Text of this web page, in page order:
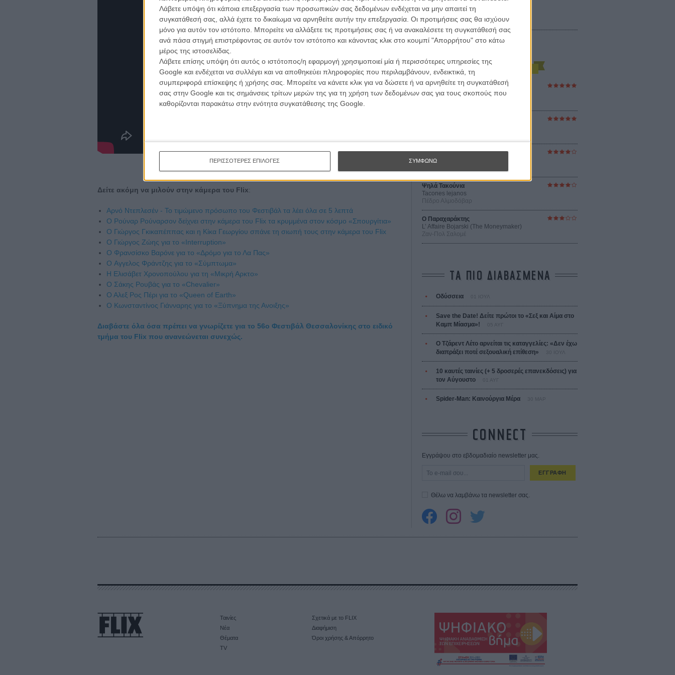
Λάβετε υπόψη ότι κάποια επεξεργασία των προσωπικών σας δεδομένων ενδέχεται να μην απαιτεί τη
συγκατάθεσή σας, αλλά έχετε το δικαίωμα να αρνηθείτε αυτήν την επεξεργασία. Οι προτιμήσεις σας θα ισχύουν
μόνο για αυτόν τον ιστότοπο. Μπορείτε να αλλάξετε τις προτιμήσεις σας ή να ανακαλέσετε τη συγκατάθεσή σας
ανά πάσα στιγμή επιστρέφοντας σε αυτόν τον ιστότοπο και κάνοντας κλικ στο κουμπί "Απορρήτου" στο κάτω
μέρος της ιστοσελίδας.
Λάβετε επίσης υπόψη ότι αυτός ο ιστότοπος/η εφαρμογή χρησιμοποιεί μία ή περισσότερες υπηρεσίες της
Google και ενδέχεται να συλλέγει και να αποθηκεύει πληροφορίες που περιλαμβάνουν, ενδεικτικά, τη
συμπεριφορά επίσκεψης ή χρήσης σας. Μπορείτε να κάνετε κλικ για να δώσετε ή να αρνηθείτε τη συγκατάθεσή
σας στην Google και τις σημάνσεις τρίτων μερών της για τη χρήση των δεδομένων σας για τους σκοπούς που
καθορίζονται παρακάτω στην ενότητα συγκατάθεσης της Google.
ΠΕΡΙΣΣΟΤΕΡΕΣ ΕΠΙΛΟΓΕΣ ΣΥΜΦΩΝΩ
Δείτε ακόμη να μιλούν στην κάμερα του Flix:
Aρνό Ντεπλεσέν - Το τιμώμενο πρόσωπο του Φεστιβάλ τα λέει όλα σε 5 λεπτά
Ο Ρούναρ Ρούναρσον δείχνει στην κάμερα του Flix τα κρυμμένα στον κόσμο «Σπουργίτια»
Ο Γιώργος Γκικαπέππας και η Κίκα Γεωργίου σπάνε τη σιωπή τους στην κάμερα του Flix
O Γιώργος Ζώης για το «Interruption»
O Φρανσίσκο Βαρόνε για το «Δρόμο για το Λα Πας»
O Αγγελος Φράντζης για το «Σύμπτωμα»
H Ελισάβετ Χρονοπούλου για τη «Μικρή Αρκτο»
Ο Σάκης Ρουβάς για το «Chevalier»
Ο Αλεξ Ρος Πέρι για το «Queen of Earth»
Ο Κωνσταντίνος Γιάνναρης για το «Ξύπνημα της Ανοιξης»
Διαβάστε όλα όσα πρέπει να γνωρίζετε για το 56ο Φεστιβάλ Θεσσαλονίκης στο ειδικό
τμήμα του Flix που ανανεώνεται συνεχώς.
Οι Αρμονίες Βερκμάιστερ
Werckmeister Harmonies
Οδύσσεια
The Odyssey
Ψηλά Τακούνια
Tacones lejanos
Πέδρο Αλμοδόβαρ
Ο Παραχαράκτης
L’ Affaire Bojarski (The Moneymaker)
Ζαν-Πολ Σαλομέ
ΤΑ ΠΙΟ ΔΙΑΒΑΣΜΕΝΑ
Οδύσσεια
Save the Date! Δείτε πρώτοι το «Σεξ και Αίμα στο
Καμπ Μίασμα»!
Ο Τζάρεντ Λέτο αρνείται τις καταγγελίες: «Δεν έχω
διαπράξει ποτέ σεξουαλική επίθεση»
10 καυτές ταινίες (+ 5 δροσερές επανεκδόσεις) για
τον Αύγουστο
Spider-Man: Καινούργια Μέρα 30 ΜΑΡ
CONNECT
Εγγράψου στο εβδομαδιαίο newsletter μας.
ΕΓΓΡΑΦΗ
Θέλω να λαμβάνω τα newsletter σας.
Ταινίες
Νέα
Θέματα
TV
Σχετικά με το FLIX
Διαφήμιση
Όροι χρήσης & Απόρρητο